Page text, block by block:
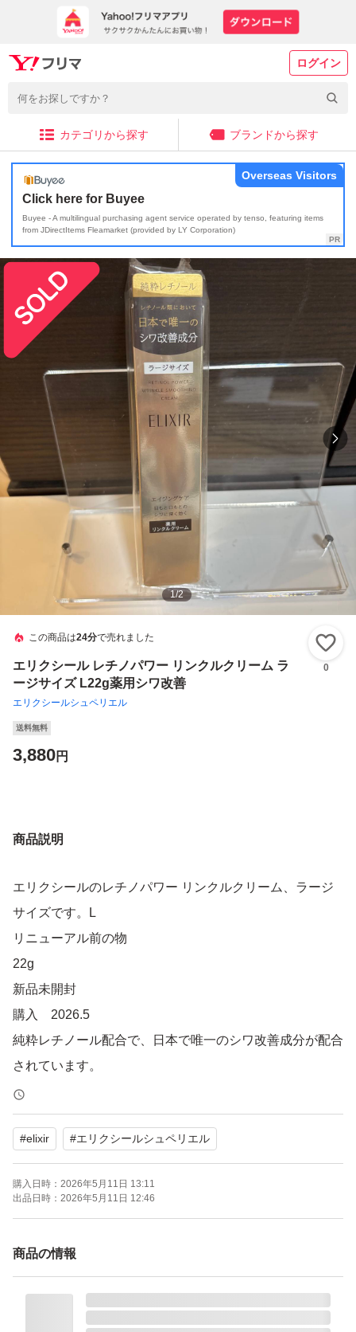
ログイン
カテゴリから探す ブランドから探す
Click here for Buyee
Buyee - A multilingual purchasing agent service operated by tenso, featuring items
from JDirectItems Fleamarket (provided by LY Corporation)
Overseas Visitors
1/2
この商品は24分で売れました
エリクシール レチノパワー リンクルクリーム ラ
ージサイズ L22g薬用シワ改善
エリクシールシュペリエル
0
送料無料
3,880円
商品説明
エリクシールのレチノパワー リンクルクリーム、ラージ
サイズです。L
リニューアル前の物
22g
新品未開封
購入 2026.5
純粋レチノール配合で、日本で唯一のシワ改善成分が配合
されています。
エイジングケアとして、目もと口もとのシワに深く効く薬
用リンクルクリームです。
#elixir #エリクシールシュペリエル
購入日時： 2026年5月11日 13:11
出品日時： 2026年5月11日 12:46
商品の情報